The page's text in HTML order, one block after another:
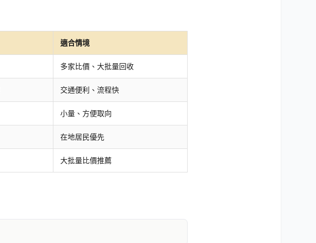
適合情境
多家比價、大批量回收
交通便利、流程快
小量、方便取向
在地居民優先
大批量比價推薦